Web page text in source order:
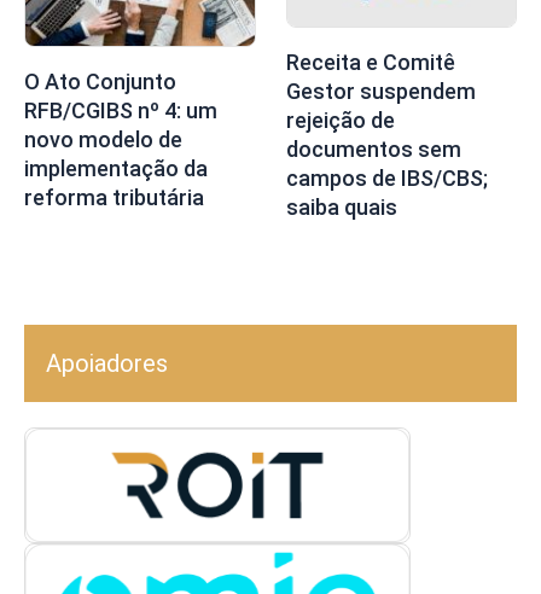
O Ato Conjunto
RFB/CGIBS nº 4: um
novo modelo de
implementação da
reforma tributária
Receita e Comitê
Gestor suspendem
rejeição de
documentos sem
campos de IBS/CBS;
saiba quais
Apoiadores